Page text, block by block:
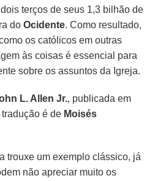
terços de seus 1,3 bilhão de
doOcidente. Como resultado,
os católicos em outras
às coisas é essencial para
sobre os assuntos da Igreja.
L. Allen Jr., publicada em
é de Moisés
trouxe um exemplo clássico, já
não apreciar muito os